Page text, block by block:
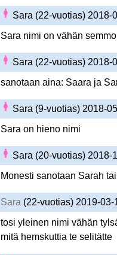
Sara (22-vuotias) 2018-
Sara nimi on vähän
Sara (22-vuotias) 2018-
sanotaan aina: Saara ja
Sara (9-vuotias) 2018-
Sara on hieno nimi
Sara (20-vuotias) 2018-
Monesti sanotaan Sarah
Sara (22-vuotias) 2019-03-
tosi yleinen nimi vähän
mitä hemskuttia te selitätte